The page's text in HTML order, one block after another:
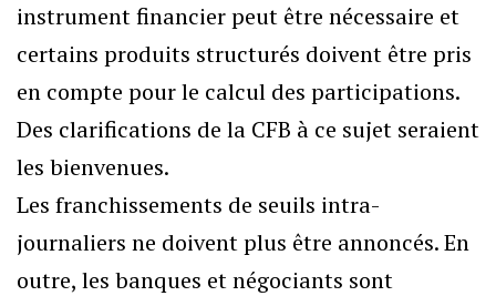
instrument financier peut être nécessaire et
certains produits structurés doivent être pris
en compte pour le calcul des participations.
Des clarifications de la CFB à ce sujet seraient
les bienvenues.
Les franchissements de seuils intra-
journaliers ne doivent plus être annoncés. En
outre, les banques et négociants sont